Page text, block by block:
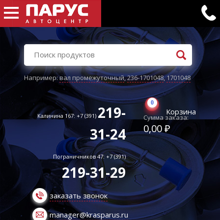
Например:вал промежуточный,236-1701048,1701048
Калинина 167: +7 (391) 219-
31-24
Пограничников 47: +7 (391)
219-31-29
заказать звонок
manager@krasparus.ru
0
Корзина
Сумма заказа:
0,00 ₽